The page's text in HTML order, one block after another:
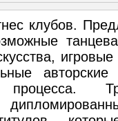
клубов.
процесса.